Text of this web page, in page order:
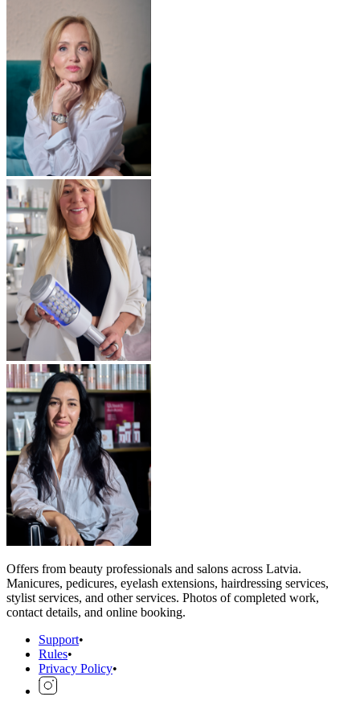
Offers from beauty professionals and salons across Latvia.
Manicures, pedicures, eyelash extensions, hairdressing services,
stylist services, and other services. Photos of completed work,
contact details, and online booking.
Support•
Rules•
Privacy Policy•